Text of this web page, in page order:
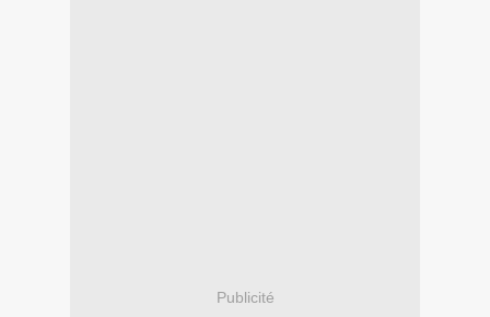
Publicité